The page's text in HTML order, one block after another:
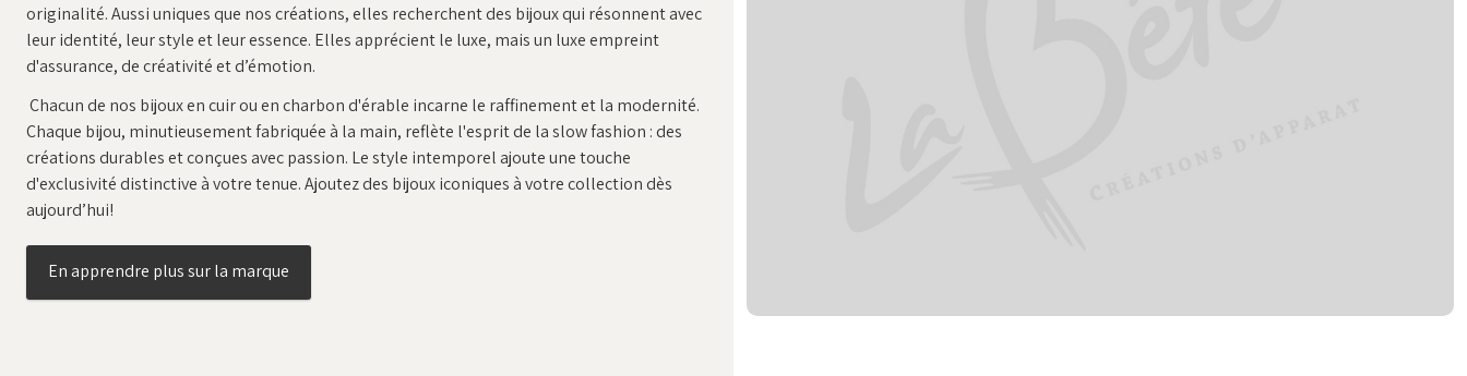
originalité. Aussi uniques que nos créations, elles recherchent des bijoux qui résonnent avec
leur identité, leur style et leur essence. Elles apprécient le luxe, mais un luxe empreint
d'assurance, de créativité et d’émotion.
Chacun de nos bijoux en cuir ou en charbon d'érable incarne le raffinement et la modernité.
Chaque bijou, minutieusement fabriquée à la main, reflète l'esprit de la slow fashion : des
créations durables et conçues avec passion. Le style intemporel ajoute une touche
d'exclusivité distinctive à votre tenue. Ajoutez des bijoux iconiques à votre collection dès
aujourd’hui!
En apprendre plus sur la marque